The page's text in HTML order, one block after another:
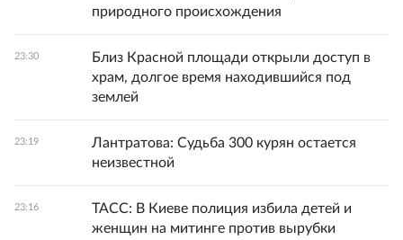
природного происхождения
23:30
Близ Красной площади открыли доступ в
храм, долгое время находившийся под
землей
23:19
Лантратова: Судьба 300 курян остается
неизвестной
23:16
ТАСС: В Киеве полиция избила детей и
женщин на митинге против вырубки